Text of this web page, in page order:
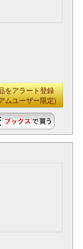
をアラート登録
ムユーザー限定)